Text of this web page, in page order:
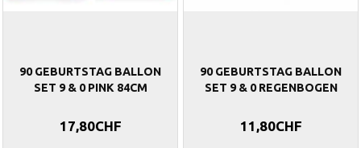
90 GEBURTSTAG BALLON
SET 9 & 0 PINK 84CM
17,80CHF
90 GEBURTSTAG BALLON
SET 9 & 0 REGENBOGEN
11,80CHF